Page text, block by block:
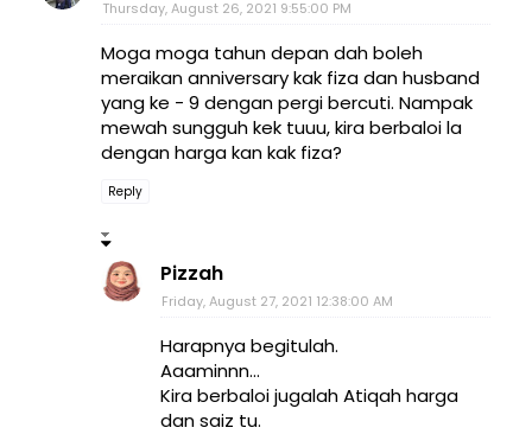
Thursday, August 26, 2021 9:55:00 PM
Moga moga tahun depan dah boleh
meraikan anniversary kak fiza dan husband
yang ke - 9 dengan pergi bercuti. Nampak
mewah sungguh kek tuuu, kira berbaloi la
dengan harga kan kak fiza?
Reply
Pizzah
Friday, August 27, 2021 12:38:00 AM
Harapnya begitulah.
Aaaminnn...
Kira berbaloi jugalah Atiqah harga
dan saiz tu.